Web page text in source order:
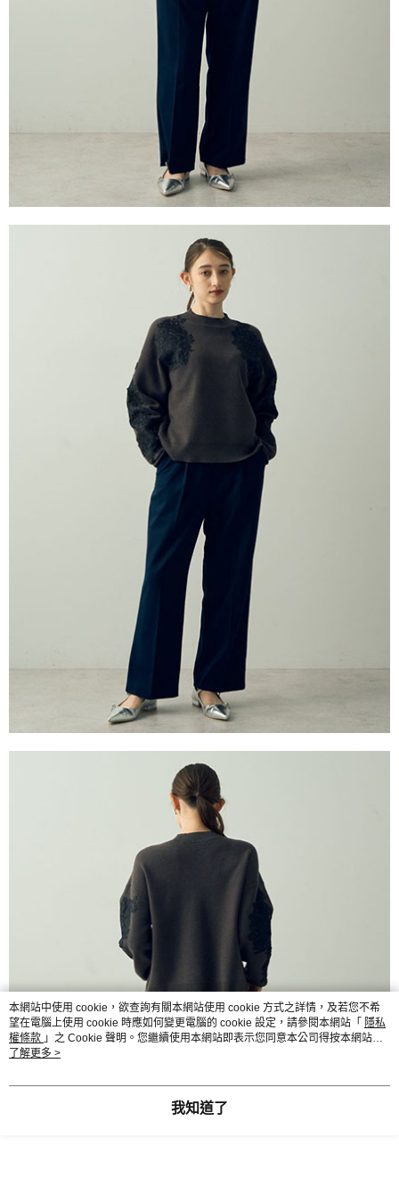
本網站中使用 cookie，欲查詢有關本網站使用 cookie 方式之詳情，及若您不希
望在電腦上使用 cookie 時應如何變更電腦的 cookie 設定，請參閱本網站「 隱私
權條款 」之 Cookie 聲明。您繼續使用本網站即表示您同意本公司得按本網站使
用條款之 Cookie 聲明使用 cookie。
了解更多 >
我知道了